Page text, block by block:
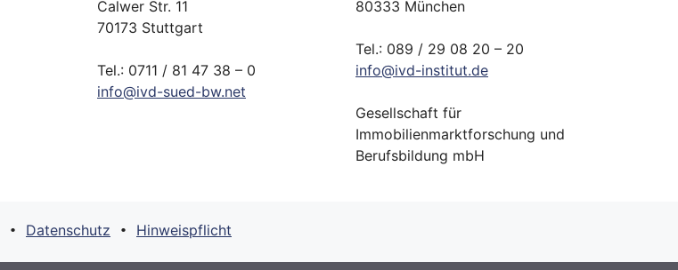
Calwer Str. 11
70173 Stuttgart
Tel.: 0711 / 81 47 38 – 0
info@ivd-sued-bw.net
80333 München
Tel.: 089 / 29 08 20 – 20
info@ivd-institut.de
Gesellschaft für
Immobilienmarktforschung und
Berufsbildung mbH
• Datenschutz • Hinweispflicht